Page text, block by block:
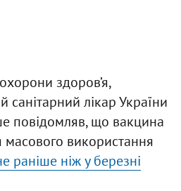
здоров’я,
лікар України
повідомляв, що вакцина
масового використання
раніше ніж у березні